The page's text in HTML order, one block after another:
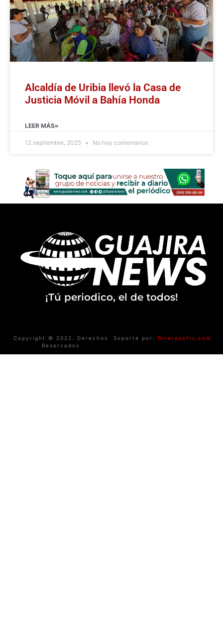
Alcaldía de Uribia llevó la Casa de
Justicia Móvil a Bahía Honda
LEER MÁS»
12 septiembre, 2025 No hay comentarios
¡Tú periodico, el de todos!
Copyright © 2022. Derechos
Reservados
Soporte por: Riverasofts.com